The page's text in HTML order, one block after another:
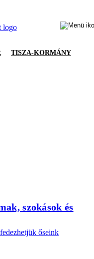
TISZA-KORMÁNY
szokások és
őseink